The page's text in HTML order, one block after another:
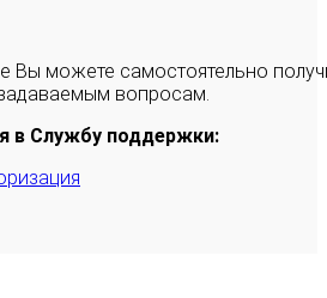
Вы можете самостоятельно
вопросам.
в Службу поддержки: